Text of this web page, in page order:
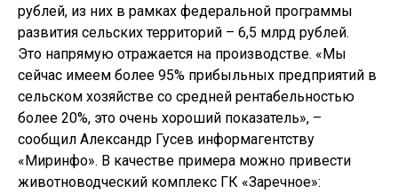
рублей, из них в рамках федеральной программы
развития сельских территорий – 6,5 млрд рублей.
Это напрямую отражается на производстве. «Мы
сейчас имеем более 95% прибыльных предприятий в
сельском хозяйстве со средней рентабельностью
более 20%, это очень хороший показатель», –
сообщил Александр Гусев информагентству
«Миринфо». В качестве примера можно привести
животноводческий комплекс ГК «Заречное»: